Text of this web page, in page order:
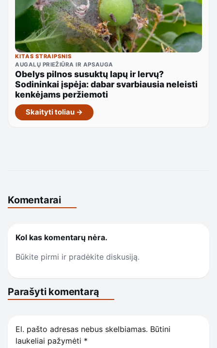
KITAS STRAIPSNIS
AUGALŲ PRIEŽIŪRA IR APSAUGA
Obelys pilnos susuktų lapų ir lervų?
Sodininkai įspėja: dabar svarbiausia neleisti
kenkėjams peržiemoti
Skaityti toliau →
Komentarai
Kol kas komentarų nėra.
Būkite pirmi ir pradėkite diskusiją.
Parašyti komentarą
El. pašto adresas nebus skelbiamas. Būtini
laukeliai pažymėti *